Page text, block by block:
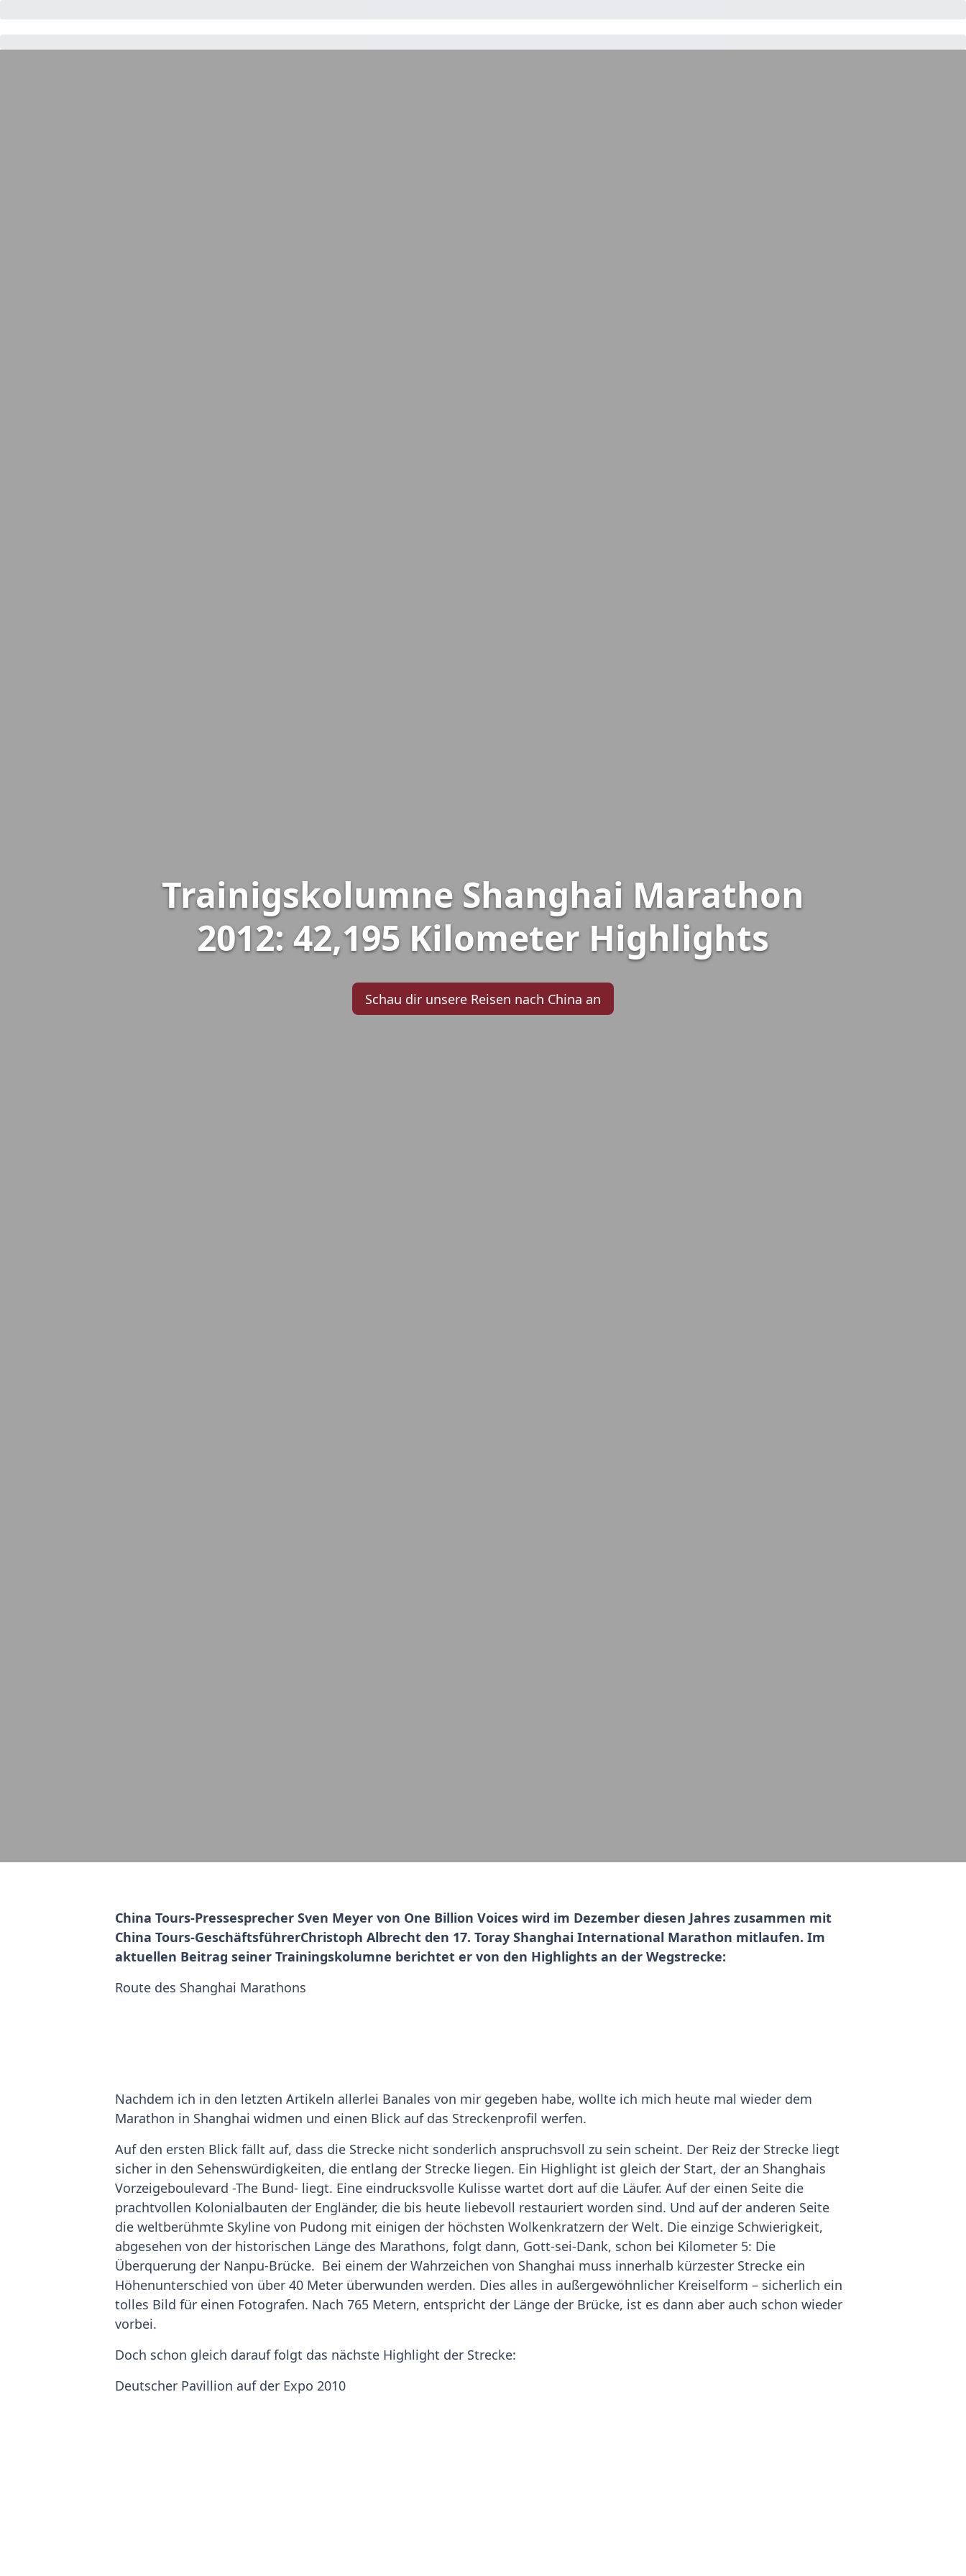
Trainigskolumne Shanghai Marathon
2012: 42,195 Kilometer Highlights
Schau dir unsere Reisen nach China an
China Tours-Pressesprecher Sven Meyer von One Billion Voices wird im Dezember diesen Jahres zusammen mit
China Tours-GeschäftsführerChristoph Albrecht den 17. Toray Shanghai International Marathon mitlaufen. Im
aktuellen Beitrag seiner Trainingskolumne berichtet er von den Highlights an der Wegstrecke:
Route des Shanghai Marathons
Nachdem ich in den letzten Artikeln allerlei Banales von mir gegeben habe, wollte ich mich heute mal wieder dem
Marathon in Shanghai widmen und einen Blick auf das Streckenprofil werfen.
Auf den ersten Blick fällt auf, dass die Strecke nicht sonderlich anspruchsvoll zu sein scheint. Der Reiz der Strecke liegt
sicher in den Sehenswürdigkeiten, die entlang der Strecke liegen. Ein Highlight ist gleich der Start, der an Shanghais
Vorzeigeboulevard -The Bund- liegt. Eine eindrucksvolle Kulisse wartet dort auf die Läufer. Auf der einen Seite die
prachtvollen Kolonialbauten der Engländer, die bis heute liebevoll restauriert worden sind. Und auf der anderen Seite
die weltberühmte Skyline von Pudong mit einigen der höchsten Wolkenkratzern der Welt. Die einzige Schwierigkeit,
abgesehen von der historischen Länge des Marathons, folgt dann, Gott-sei-Dank, schon bei Kilometer 5: Die
Überquerung der Nanpu-Brücke. Bei einem der Wahrzeichen von Shanghai muss innerhalb kürzester Strecke ein
Höhenunterschied von über 40 Meter überwunden werden. Dies alles in außergewöhnlicher Kreiselform – sicherlich ein
tolles Bild für einen Fotografen. Nach 765 Metern, entspricht der Länge der Brücke, ist es dann aber auch schon wieder
vorbei.
Doch schon gleich darauf folgt das nächste Highlight der Strecke:
Deutscher Pavillion auf der Expo 2010